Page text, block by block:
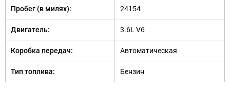
Пробег (в милях): 24154
Двигатель: 3.6L V6
Коробка передач: Автоматическая
Тип топлива: Бензин